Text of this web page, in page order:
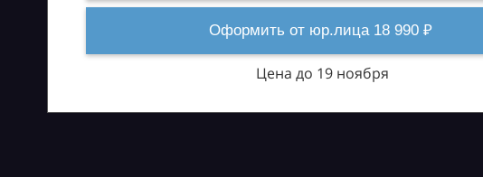
Оформить от юр.лица 18 990 ₽
Цена до 19 ноября